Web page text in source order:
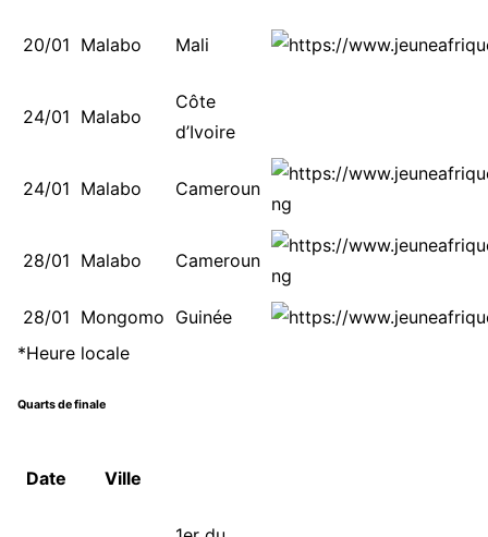
20/01 Malabo Mali
24/01 Malabo
Côte
d’Ivoire
24/01 Malabo Cameroun
28/01 Malabo Cameroun
28/01 Mongomo Guinée
*Heure locale
Quarts de finale
Date Ville